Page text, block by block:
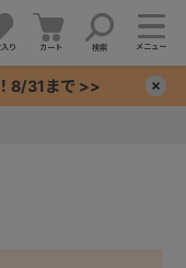
り カート 検索 メニュー
8/31まで >>